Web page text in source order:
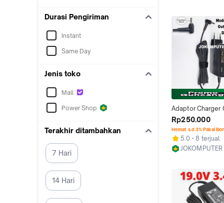
Durasi Pengiriman
Instant
Same Day
Jenis toko
Mall
Power Shop
Terakhir ditambahkan
7 Hari
14 Hari
Adaptor Charger
Original Laptop
A456U A456UR
Rp250.000
Hemat s.d 3% Pakai
5.0
8 terjual
JOKOMPUTER